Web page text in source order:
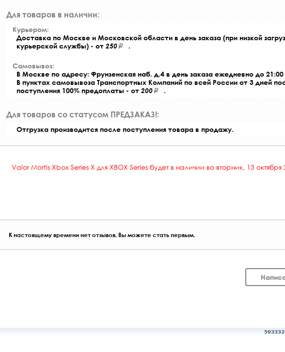
Для товаров в наличии:
Курьером:
Доставка по Москве и Московской области в день заказа (при низкой
курьерской службы) - от 250 .
Самовывоз:
В Москве по адресу: Фрунзенская наб. д.4 в день заказа ежедневно до
В пунктах самовывоза Транспортных Компаний по всей России от 3 дней
поступления 100% предоплаты - от 200 .
Для товаров со статусом ПРЕДЗАКАЗ!:
Отгрузка производится после поступления товара в продажу.
Valor Mortis Xbox Series X для XBOX Series будет в наличии во вторник, 13 октября
К настоящему времени нет отзывов, Вы можете стать первым.